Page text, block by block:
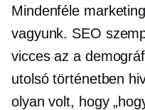
Mindenféle
vagyunk. SEO
vicces az a
utolsó történetben
olyan volt, hogy